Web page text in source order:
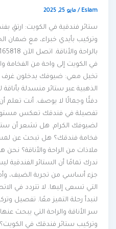
Eslam
/مايو 25, 2025
ستائر فندقية في الكويت: ارتقِ
وتركيب بأيدي خبراء، مع ضمان
في الكويت إلى واحة من الفخامة
تخيل معي: ضيوفك يدخلون غرف
الذهبية عبر ستائر منسدلة بأناقة
دفئًا وجمالًا لا يوصف. أنت تعلم أن
تفصيلة في فندقك تعكس مستوى
لضيوفك الكرام. هل تشعر أن
فخامة فندقك؟ هل تبحث عن لمسة
ملاذات من الراحة والأناقة؟ نحن
ندرك تمامًا أن الستائر الفندقية
جزء أساسي من تجربة الضيف، وأداة
لنبدأ رحلة التميز معًا. تفصيل
سر الأناقة والراحة التي يبحث عنها
وتركيب ستائر فندقك في الكويت؟